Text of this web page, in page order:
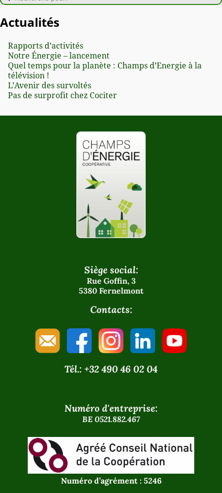
Actualités
Rapports d’activités
Notre Énergie – lancement
Quel temps pour la planète : Champs d’Energie à la
télévision !
L’Avenir des survoltés
Pas de surprofit chez Cociter
Siège social:
Rue Goffin, 3
5380 Fernelmont
Contacts:
Tél.: +32 490 46 02 04
Numéro d'entreprise:
BE 0521.882.467
Numéro d’agrément : 5246